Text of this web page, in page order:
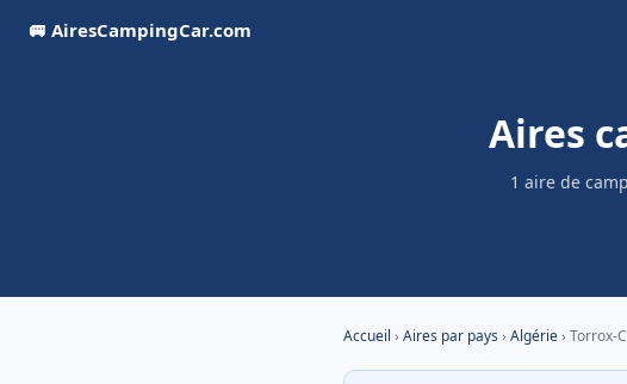
🚐 AiresCampingCar.com
Aires
1 aire de
Accueil › Aires par pays› Algérie› Torrox-